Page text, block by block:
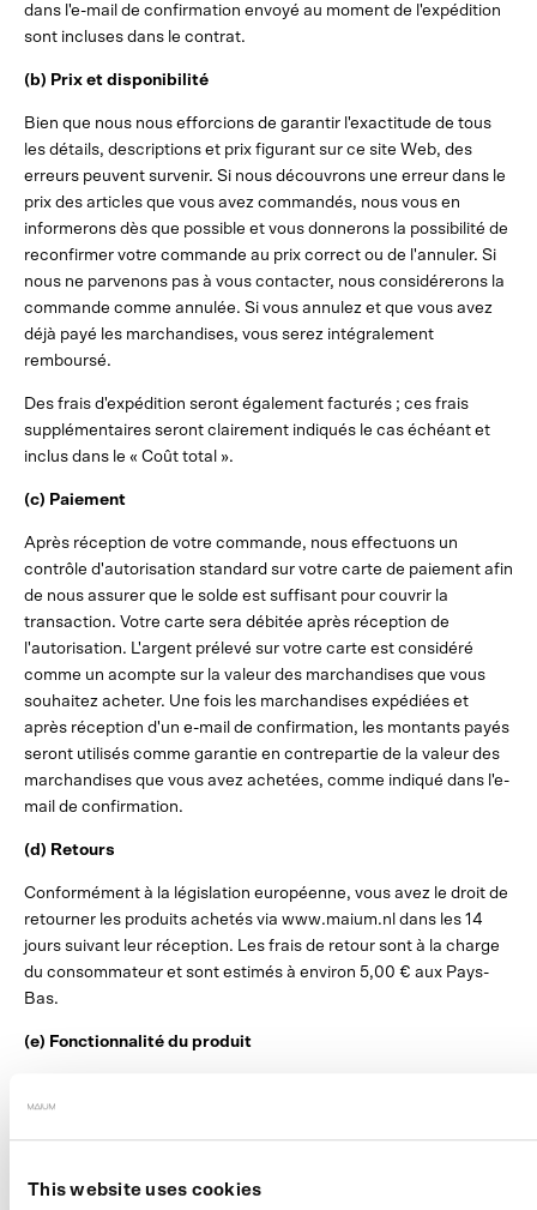
This website uses cookies
dans l'e-mail de confirmation envoyé au moment de l'expédition
sont incluses dans le contrat.
(b) Prix et disponibilité
Bien que nous nous efforcions de garantir l'exactitude de tous
les détails, descriptions et prix figurant sur ce site Web, des
erreurs peuvent survenir. Si nous découvrons une erreur dans le
prix des articles que vous avez commandés, nous vous en
informerons dès que possible et vous donnerons la possibilité de
reconfirmer votre commande au prix correct ou de l'annuler. Si
nous ne parvenons pas à vous contacter, nous considérerons la
commande comme annulée. Si vous annulez et que vous avez
déjà payé les marchandises, vous serez intégralement
remboursé.
Des frais d'expédition seront également facturés ; ces frais
supplémentaires seront clairement indiqués le cas échéant et
inclus dans le « Coût total ».
(c) Paiement
Après réception de votre commande, nous effectuons un
contrôle d'autorisation standard sur votre carte de paiement afin
de nous assurer que le solde est suffisant pour couvrir la
transaction. Votre carte sera débitée après réception de
l'autorisation. L'argent prélevé sur votre carte est considéré
comme un acompte sur la valeur des marchandises que vous
souhaitez acheter. Une fois les marchandises expédiées et
après réception d'un e-mail de confirmation, les montants payés
seront utilisés comme garantie en contrepartie de la valeur des
marchandises que vous avez achetées, comme indiqué dans l'e-
mail de confirmation.
(d) Retours
Conformément à la législation européenne, vous avez le droit de
retourner les produits achetés via www.maium.nl dans les 14
jours suivant leur réception. Les frais de retour sont à la charge
du consommateur et sont estimés à environ 5,00 € aux Pays-
Bas.
(e) Fonctionnalité du produit
commandés sur www.maium.nl vous protègent entièrement de
la pluie. www.maium.nl fabrique des imperméables
faites du vélo, mais ceux-ci ne peuvent pas offrir une protection